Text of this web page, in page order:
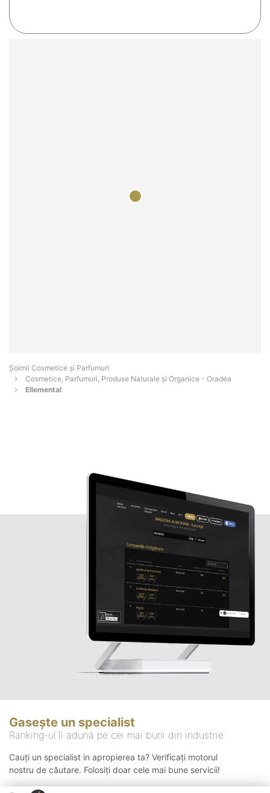
Șoimii Cosmetice și Parfumuri
Cosmetice, Parfumuri, Produse Naturale și Organice - Oradea
Ellemental
Gasește un specialist
Ranking-ul îi adună pe cei mai buni din industrie
Cauți un specialist in apropierea ta? Verificați motorul
nostru de căutare. Folosiți doar cele mai bune servicii!